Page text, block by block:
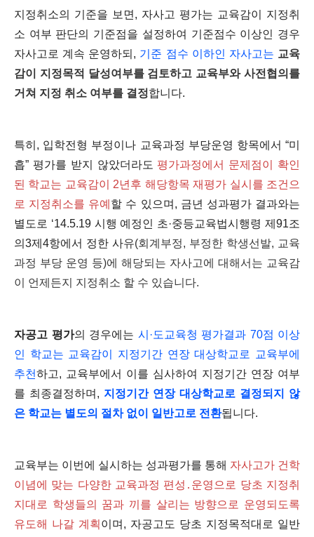
지정취소의 기준을 보면, 자사고 평가는 교육감이 지정취
소 여부 판단의 기준점을 설정하여 기준점수 이상인 경우
자사고로 계속 운영하되, 기준 점수 이하인 자사고는 교육
감이 지정목적 달성여부를 검토하고 교육부와 사전협의를
거쳐 지정 취소 여부를 결정합니다.
특히, 입학전형 부정이나 교육과정 부당운영 항목에서 “미
흡” 평가를 받지 않았더라도 평가과정에서 문제점이 확인
된 학교는 교육감이 2년후 해당항목 재평가 실시를 조건으
로 지정취소를 유예 할 수 있으며, 금년 성과평가 결과와는
별도로 ‘14.5.19 시행 예정인 초·중등교육법시행령 제91조
의3제4항에서 정한 사유(회계부정, 부정한 학생선발, 교육
과정 부당 운영 등)에 해당되는 자사고에 대해서는 교육감
이 언제든지 지정취소 할 수 있습니다.
자공고 평가의 경우에는 시·도교육청 평가결과 70점 이상
인 학교는 교육감이 지정기간 연장 대상학교로 교육부에
추천하고, 교육부에서 이를 심사하여 지정기간 연장 여부
를 최종결정하며, 지정기간 연장 대상학교로 결정되지 않
은 학교는 별도의 절차 없이 일반고로 전환됩니다.
교육부는 이번에 실시하는 성과평가를 통해 자사고가 건학
이념에 맞는 다양한 교육과정 편성․운영으로 당초 지정취
지대로 학생들의 꿈과 끼를 살리는 방향으로 운영되도록
유도해 나갈 계획이며, 자공고도 당초 지정목적대로 일반